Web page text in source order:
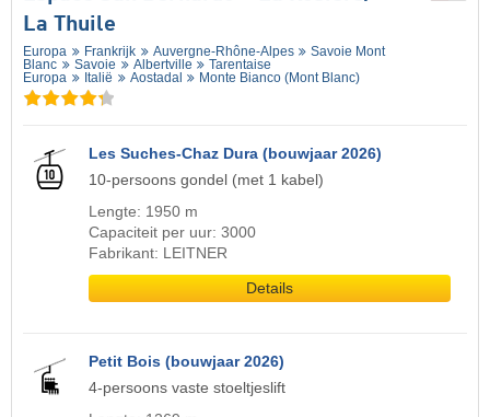
La Thuile
Europa Frankrijk Auvergne-Rhône-Alpes
Savoie Mont
Blanc
Savoie Albertville
Tarentaise
Europa
Italië Aostadal Monte Bianco (Mont Blanc)
Les Suches-Chaz Dura (bouwjaar 2026)
10-persoons gondel (met 1 kabel)
Lengte: 1950 m
Capaciteit per uur: 3000
Fabrikant: LEITNER
Details
Petit Bois (bouwjaar 2026)
4-persoons vaste stoeltjeslift